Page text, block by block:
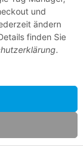
und
ändern
finden Sie
.